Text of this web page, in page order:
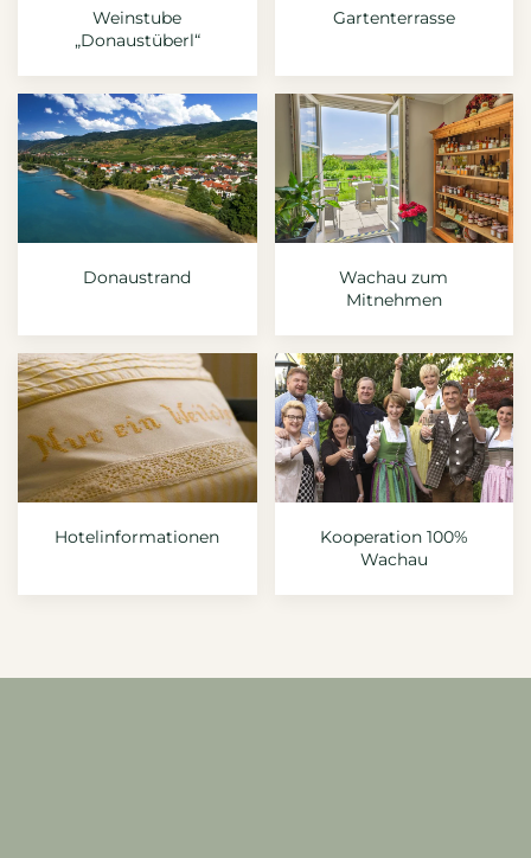
Weinstube
„Donaustüberl“
Gartenterrasse
Donaustrand
Wachau zum
Mitnehmen
Hotelinformationen
Kooperation 100%
Wachau